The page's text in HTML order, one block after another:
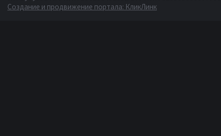
Создание и продвижение портала: КликЛинк